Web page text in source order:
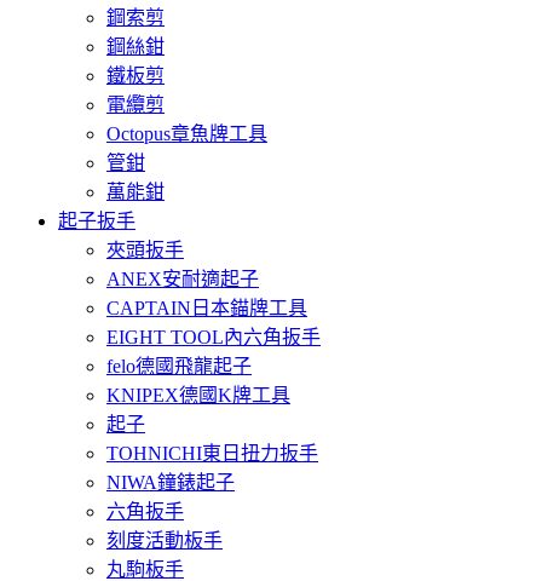
鋼索剪
鋼絲鉗
鐵板剪
電纜剪
Octopus章魚牌工具
管鉗
萬能鉗
起子扳手
夾頭扳手
ANEX安耐適起子
CAPTAIN日本錨牌工具
EIGHT TOOL內六角扳手
felo德國飛龍起子
KNIPEX德國K牌工具
起子
TOHNICHI東日扭力扳手
NIWA鐘錶起子
六角扳手
刻度活動板手
丸駒板手